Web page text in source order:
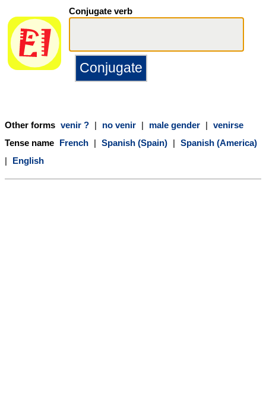
Conjugate verb
Other forms venir ? | no venir | male gender | venirse
Tense name French | Spanish (Spain) | Spanish (America)
|
English